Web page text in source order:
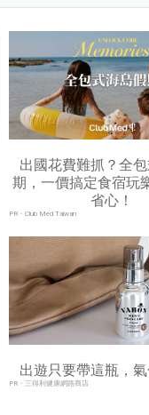
出國花費難抓？全
期，一價搞定食宿玩
省心！
PR・Club Med Taiwan
出遊只要帶這瓶，
PR・三得利健康網路商店